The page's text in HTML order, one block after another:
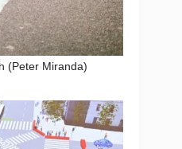
(Peter Miranda)